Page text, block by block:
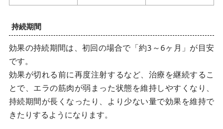
持続期間
効果の持続期間は、初回の場合で「約3～6ヶ月」が目安
です。
効果が切れる前に再度注射するなど、治療を継続するこ
とで、エラの筋肉が弱まった状態を維持しやすくなり、
持続期間が長くなったり、より少ない量で効果を維持で
きたりするようになります。